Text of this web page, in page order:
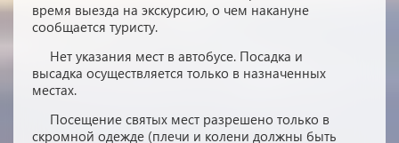
время выезда на экскурсию, о чем накануне
сообщается туристу.
Нет указания мест в автобуcе. Посадка и
высадка осуществляется только в назначенных
местах.
Посещение святых мест разрешено только в
скромной одежде (плечи и колени должны быть